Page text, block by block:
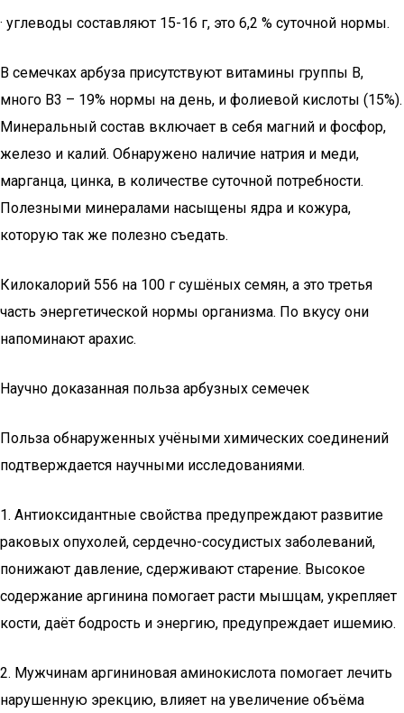
· углеводы составляют 15-16 г, это 6,2 % суточной нормы.
В семечках арбуза присутствуют витамины группы В,
много В3 – 19% нормы на день, и фолиевой кислоты (15%).
Минеральный состав включает в себя магний и фосфор,
железо и калий. Обнаружено наличие натрия и меди,
марганца, цинка, в количестве суточной потребности.
Полезными минералами насыщены ядра и кожура,
которую так же полезно съедать.
Килокалорий 556 на 100 г сушёных семян, а это третья
часть энергетической нормы организма. По вкусу они
напоминают арахис.
Научно доказанная польза арбузных семечек
Польза обнаруженных учёными химических соединений
подтверждается научными исследованиями.
1. Антиоксидантные свойства предупреждают развитие
раковых опухолей, сердечно-сосудистых заболеваний,
понижают давление, сдерживают старение. Высокое
содержание аргинина помогает расти мышцам, укрепляет
кости, даёт бодрость и энергию, предупреждает ишемию.
2. Мужчинам аргининовая аминокислота помогает лечить
нарушенную эрекцию, влияет на увеличение объёма